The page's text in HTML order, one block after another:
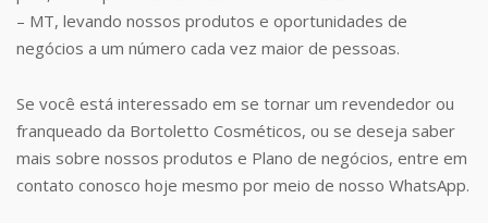
– MT, levando nossos produtos e oportunidades de
negócios a um número cada vez maior de pessoas.
Se você está interessado em se tornar um revendedor ou
franqueado da Bortoletto Cosméticos, ou se deseja saber
mais sobre nossos produtos e Plano de negócios, entre em
contato conosco hoje mesmo por meio de nosso WhatsApp.